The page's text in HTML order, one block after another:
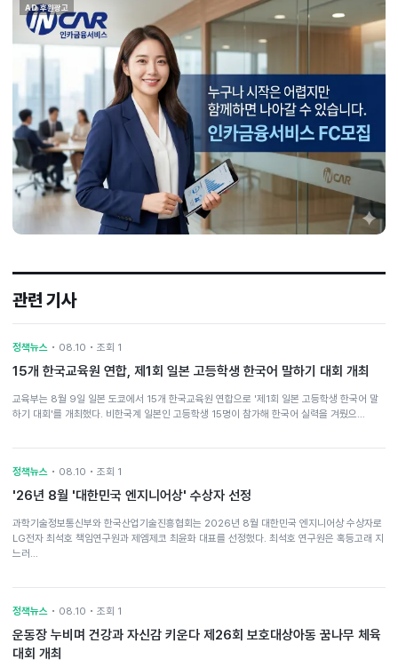
AD 후원광고
관련 기사
정책뉴스 • 08.10 • 조회 1
15개 한국교육원 연합, 제1회 일본 고등학생 한국어 말하기 대회 개최
교육부는 8월 9일 일본 도쿄에서 15개 한국교육원 연합으로 '제1회 일본 고등학생 한국어 말
하기 대회'를 개최했다. 비한국계 일본인 고등학생 15명이 참가해 한국어 실력을 겨뤘으…
정책뉴스 • 08.10 • 조회 1
'26년 8월 '대한민국 엔지니어상' 수상자 선정
과학기술정보통신부와 한국산업기술진흥협회는 2026년 8월 대한민국 엔지니어상 수상자로
LG전자 최석호 책임연구원과 제엠제코 최윤화 대표를 선정했다. 최석호 연구원은 혹등고래 지
느러…
정책뉴스 • 08.10 • 조회 1
운동장 누비며 건강과 자신감 키운다 제26회 보호대상아동 꿈나무 체육
대회 개최